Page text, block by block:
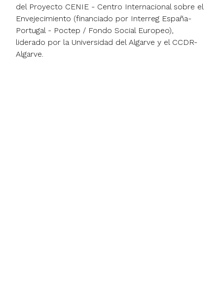
del Proyecto CENIE - Centro Internacional sobre el
Envejecimiento (financiado por Interreg España-
Portugal - Poctep / Fondo Social Europeo),
liderado por la Universidad del Algarve y el CCDR-
Algarve.